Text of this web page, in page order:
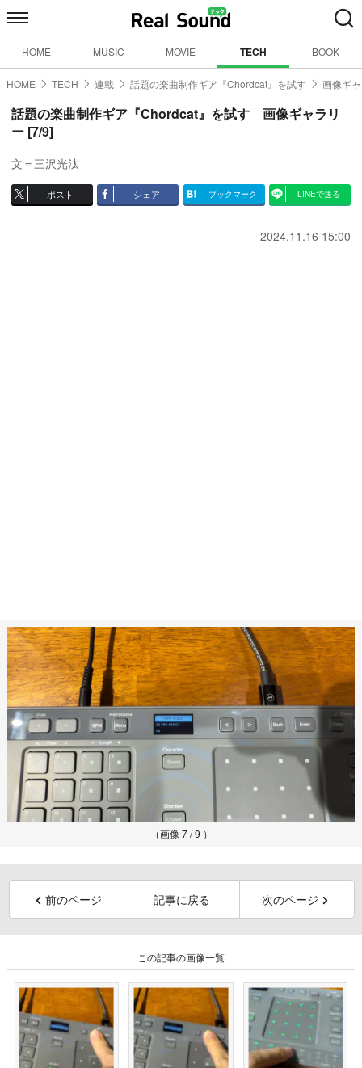
HOME MUSIC MOVIE TECH BOOK
HOME TECH 連載 話題の楽曲制作ギア『Chordcat』を試す 画像ギ
話題の楽曲制作ギア『Chordcat』を試す 画像ギャラリ
ー [7/9]
文＝三沢光汰
ポスト シェア ブックマーク LINEで送る
2024.11.16 15:00
（画像 7 / 9 ）
前のページ 記事に戻る 次のページ
この記事の画像一覧